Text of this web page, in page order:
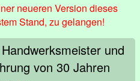
neueren Version dieses
Stand, zu gelangen!
und
von 30 Jahren